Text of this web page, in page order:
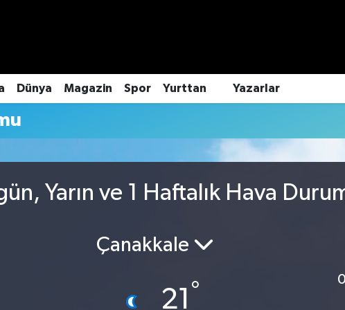
Dünya Magazin Spor Yurttan Yazarlar
Yarın ve 1 Haftalık Hava
Çanakkale
21 °